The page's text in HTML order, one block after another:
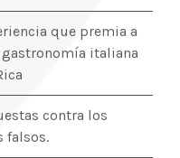
que premia a
italiana
contra los
falsos.